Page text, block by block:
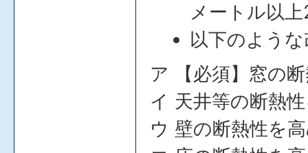
メートル以
以下のよう
ア 【必須】窓の
イ 天井等の断熱
ウ 壁の断熱性を